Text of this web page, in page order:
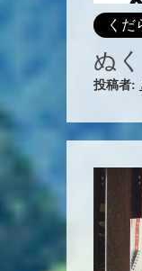
くだ
ぬ
投稿者: